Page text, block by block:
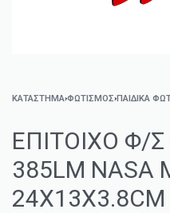
ΚΑΤΑΣΤΗΜΑ›ΦΩΤΙΣΜΌΣ›ΠΑΙΔΙΚΆ
ΕΠΙΤΟΙΧΟ Φ/Σ
385LM NASA
24X13X3.8CM